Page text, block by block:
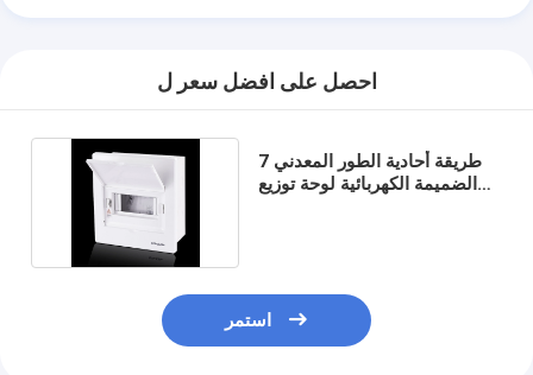
احصل على افضل سعر ل
7 طريقة أحادية الطور المعدني
الضميمة الكهربائية لوحة توزيع
استمر